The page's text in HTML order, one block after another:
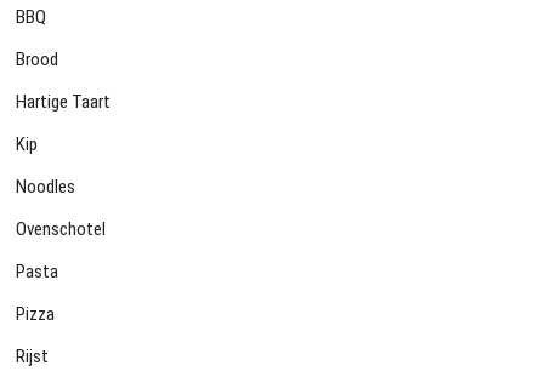
BBQ
Brood
Hartige Taart
Kip
Noodles
Ovenschotel
Pasta
Pizza
Rijst